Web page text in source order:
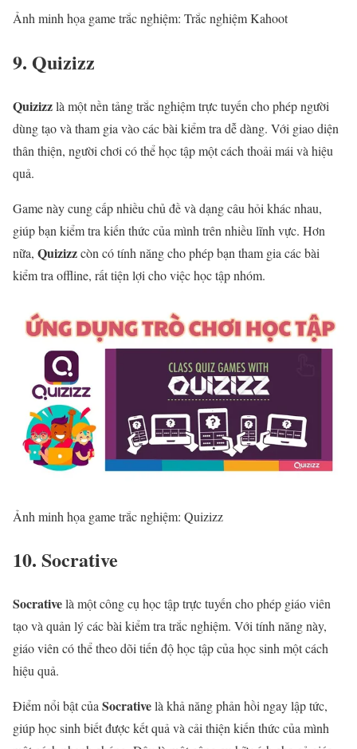
Ảnh minh họa game trắc nghiệm: Trắc nghiệm Kahoot
9. Quizizz
Quizizzlà một nền tảng trắc nghiệm trực tuyến cho phép người
dùng tạo và tham gia vào các bài kiểm tra dễ dàng. Với giao diện
thân thiện, người chơi có thể học tập một cách thoải mái và hiệu
quả.
Game này cung cấp nhiều chủ đề và dạng câu hỏi khác nhau,
giúp bạn kiểm tra kiến thức của mình trên nhiều lĩnh vực. Hơn
nữa, Quizizzcòn có tính năng cho phép bạn tham gia các bài
kiểm tra offline, rất tiện lợi cho việc học tập nhóm.
Ảnh minh họa game trắc nghiệm: Quizizz
10. Socrative
Socrativelà một công cụ học tập trực tuyến cho phép giáo viên
tạo và quản lý các bài kiểm tra trắc nghiệm. Với tính năng này,
giáo viên có thể theo dõi tiến độ học tập của học sinh một cách
hiệu quả.
Điểm nổi bật củaSocrativelà khả năng phản hồi ngay lập tức,
giúp học sinh biết được kết quả và cải thiện kiến thức của mình